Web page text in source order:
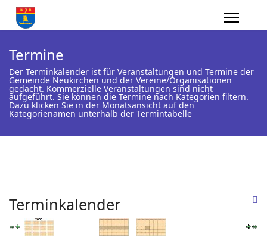
Termine
Der Terminkalender ist für Veranstaltungen und Termine der
Gemeinde Neukirchen und der Vereine/Organisationen
gedacht. Kommerzielle Veranstaltungen sind nicht
aufgeführt. Sie können die Termine nach Kategorien filtern.
Dazu klicken Sie in der Monatsansicht auf den
Kategorienamen unterhalb der Termintabelle
Terminkalender